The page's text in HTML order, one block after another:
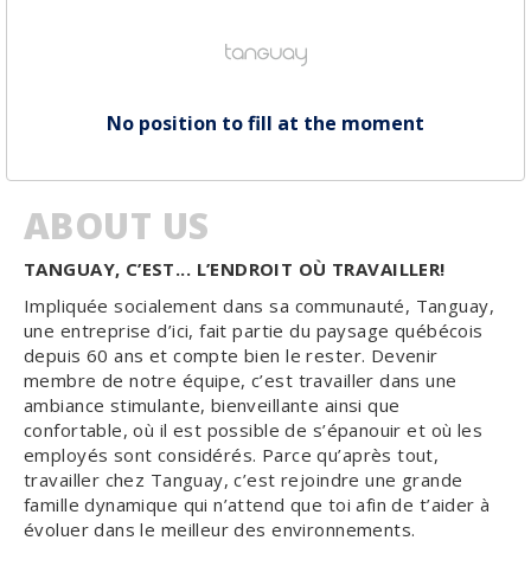
No position to fill at the moment
ABOUT US
TANGUAY, C’EST... L’ENDROIT OÙ TRAVAILLER!
Impliquée socialement dans sa communauté, Tanguay,
une entreprise d’ici, fait partie du paysage québécois
depuis 60 ans et compte bien le rester. Devenir
membre de notre équipe, c’est travailler dans une
ambiance stimulante, bienveillante ainsi que
confortable, où il est possible de s’épanouir et où les
employés sont considérés. Parce qu’après tout,
travailler chez Tanguay, c’est rejoindre une grande
famille dynamique qui n’attend que toi afin de t’aider à
évoluer dans le meilleur des environnements.